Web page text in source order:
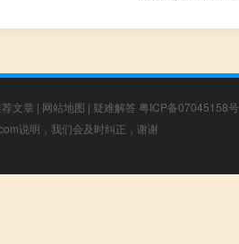
文章 | 网站地图 | 疑难解答 粤ICP备07045158号
说明，我们会及时纠正，谢谢